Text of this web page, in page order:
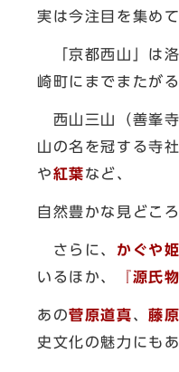
実は今注目を集め
「京都西山」は
崎町にまでまたが
西山三山（善峯
山の名を冠する寺
や紅葉など、
自然豊かな見どこ
さらに、 かぐや
いるほか、
『源氏
あの菅原道真、藤
史文化の魅力にも